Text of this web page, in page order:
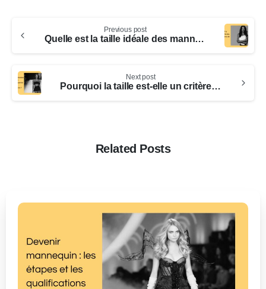
Previous post
Quelle est la taille idéale des mannequins de mode ?
Next post
Pourquoi la taille est-elle un critère essentiel pour les mannequins ?
Related Posts